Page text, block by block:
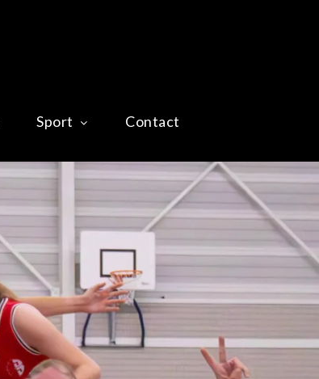
Sport
Contact